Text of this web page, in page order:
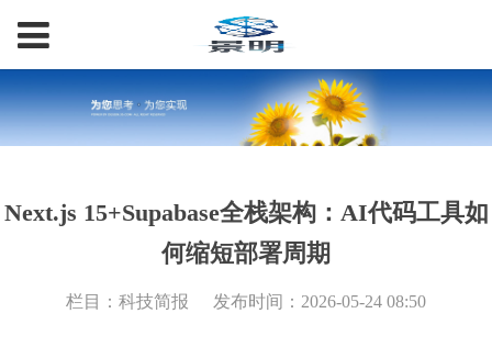
Next.js 15+Supabase全栈架构：AI代码工具如
何缩短部署周期
栏目：科技简报 发布时间：2026-05-24 08:50